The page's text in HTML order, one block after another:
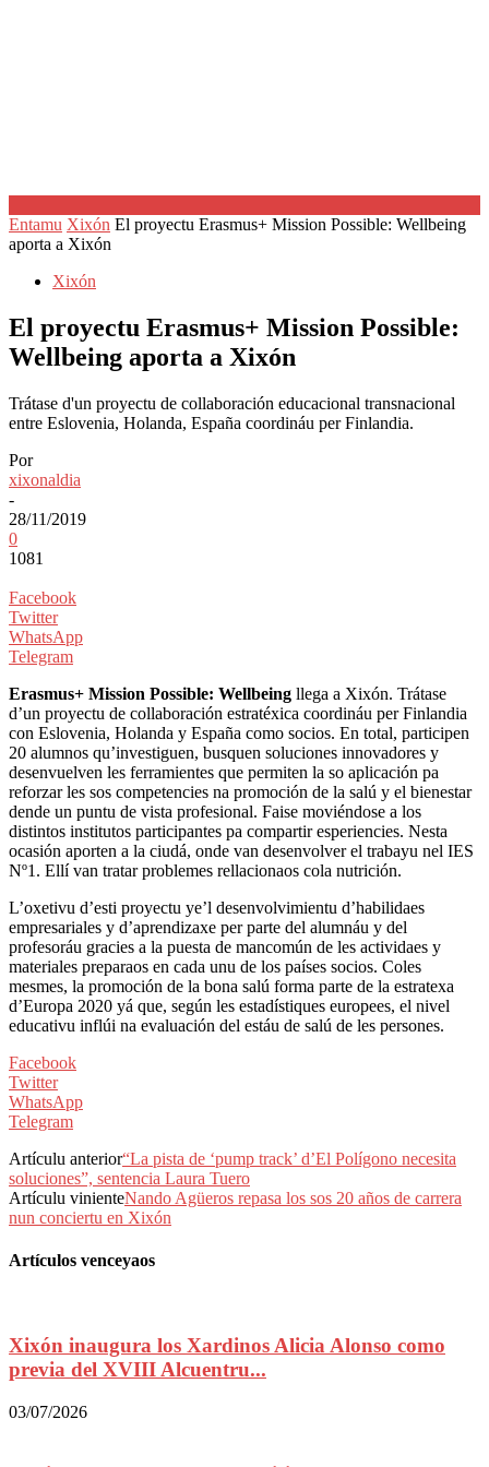
Entamu Xixón El proyectu Erasmus+ Mission Possible: Wellbeing
aporta a Xixón
Xixón
El proyectu Erasmus+ Mission Possible:
Wellbeing aporta a Xixón
Trátase d'un proyectu de collaboración educacional transnacional
entre Eslovenia, Holanda, España coordináu per Finlandia.
Por
xixonaldia
-
28/11/2019
0
1081
Facebook
Twitter
WhatsApp
Telegram
Erasmus+ Mission Possible: Wellbeing llega a Xixón. Trátase
d’un proyectu de collaboración estratéxica coordináu per Finlandia
con Eslovenia, Holanda y España como socios. En total, participen
20 alumnos qu’investiguen, busquen soluciones innovadores y
desenvuelven les ferramientes que permiten la so aplicación pa
reforzar les sos competencies na promoción de la salú y el bienestar
dende un puntu de vista profesional. Faise moviéndose a los
distintos institutos participantes pa compartir esperiencies. Nesta
ocasión aporten a la ciudá, onde van desenvolver el trabayu nel IES
Nº1. Ellí van tratar problemes rellacionaos cola nutrición.
L’oxetivu d’esti proyectu ye’l desenvolvimientu d’habilidaes
empresariales y d’aprendizaxe per parte del alumnáu y del
profesoráu gracies a la puesta de mancomún de les actividaes y
materiales preparaos en cada unu de los países socios. Coles
mesmes, la promoción de la bona salú forma parte de la estratexa
d’Europa 2020 yá que, según les estadístiques europees, el nivel
educativu inflúi na evaluación del estáu de salú de les persones.
Facebook
Twitter
WhatsApp
Telegram
Artículu anterior“La pista de ‘pump track’ d’El Polígono necesita
soluciones”, sentencia Laura Tuero
Artículu vinienteNando Agüeros repasa los sos 20 años de carrera
nun conciertu en Xixón
Artículos venceyaos
Xixón inaugura los Xardinos Alicia Alonso como
previa del XVIII Alcuentru...
03/07/2026